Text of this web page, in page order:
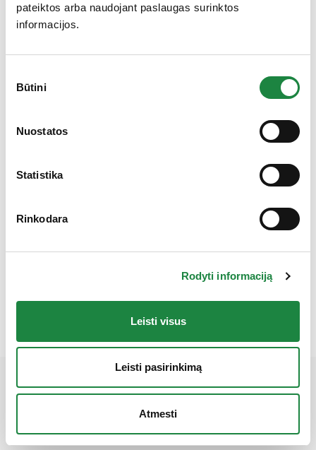
pateiktos arba naudojant paslaugas surinktos
informacijos.
pasirinkimas
Būtini
Nuostatos
Statistika
Rinkodara
Rodyti informaciją
Leisti visus
Leisti pasirinkimą
Atmesti
4,95€
3,47€
produkto kiekis: Saldus miegas, 15 kapsulių
Į krepšelį
Mūsų partneriai
Gauk 10% nuolaidą!